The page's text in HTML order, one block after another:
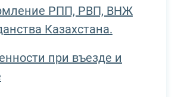
РПП, РВП, ВНЖ
Казахстана.
при въезде и